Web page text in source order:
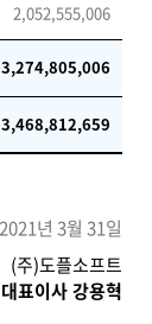
2,052,555,006
3,274,805,006
3,468,812,659
2021년 3월 31일
(주)도플소프트
대표이사 강용혁